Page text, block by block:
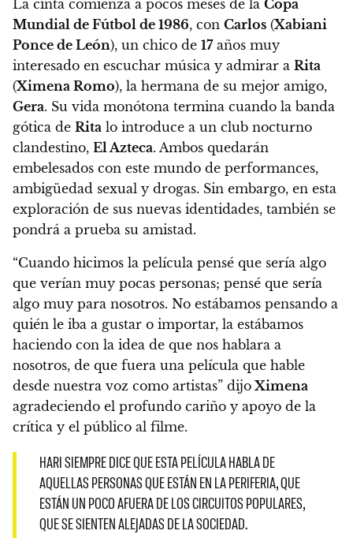
La cinta comienza a pocos meses de la Copa
Mundial de Fútbol de 1986, con Carlos (Xabiani
Ponce de León), un chico de 17años muy
interesado en escuchar música y admirar a Rita
(Ximena Romo), la hermana de su mejor amigo,
Gera. Su vida monótona termina cuando la banda
gótica de Rita lo introduce a un club nocturno
clandestino, El Azteca. Ambos quedarán
embelesados con este mundo de performances,
ambigüedad sexual y drogas. Sin embargo, en esta
exploración de sus nuevas identidades, también se
pondrá a prueba su amistad.
“Cuando hicimos la película pensé que sería algo
que verían muy pocas personas; pensé que sería
algo muy para nosotros. No estábamos pensando a
quién le iba a gustar o importar, la estábamos
haciendo con la idea de que nos hablara a
nosotros, de que fuera una película que hable
desde nuestra voz como artistas” dijo Ximena
agradeciendo el profundo cariño y apoyo de la
crítica y el público al filme.
HARI SIEMPRE DICE QUE ESTA PELÍCULA HABLA DE
AQUELLAS PERSONAS QUE ESTÁN EN LA PERIFERIA, QUE
ESTÁN UN POCO AFUERA DE LOS CIRCUITOS POPULARES,
QUE SE SIENTEN ALEJADAS DE LA SOCIEDAD.